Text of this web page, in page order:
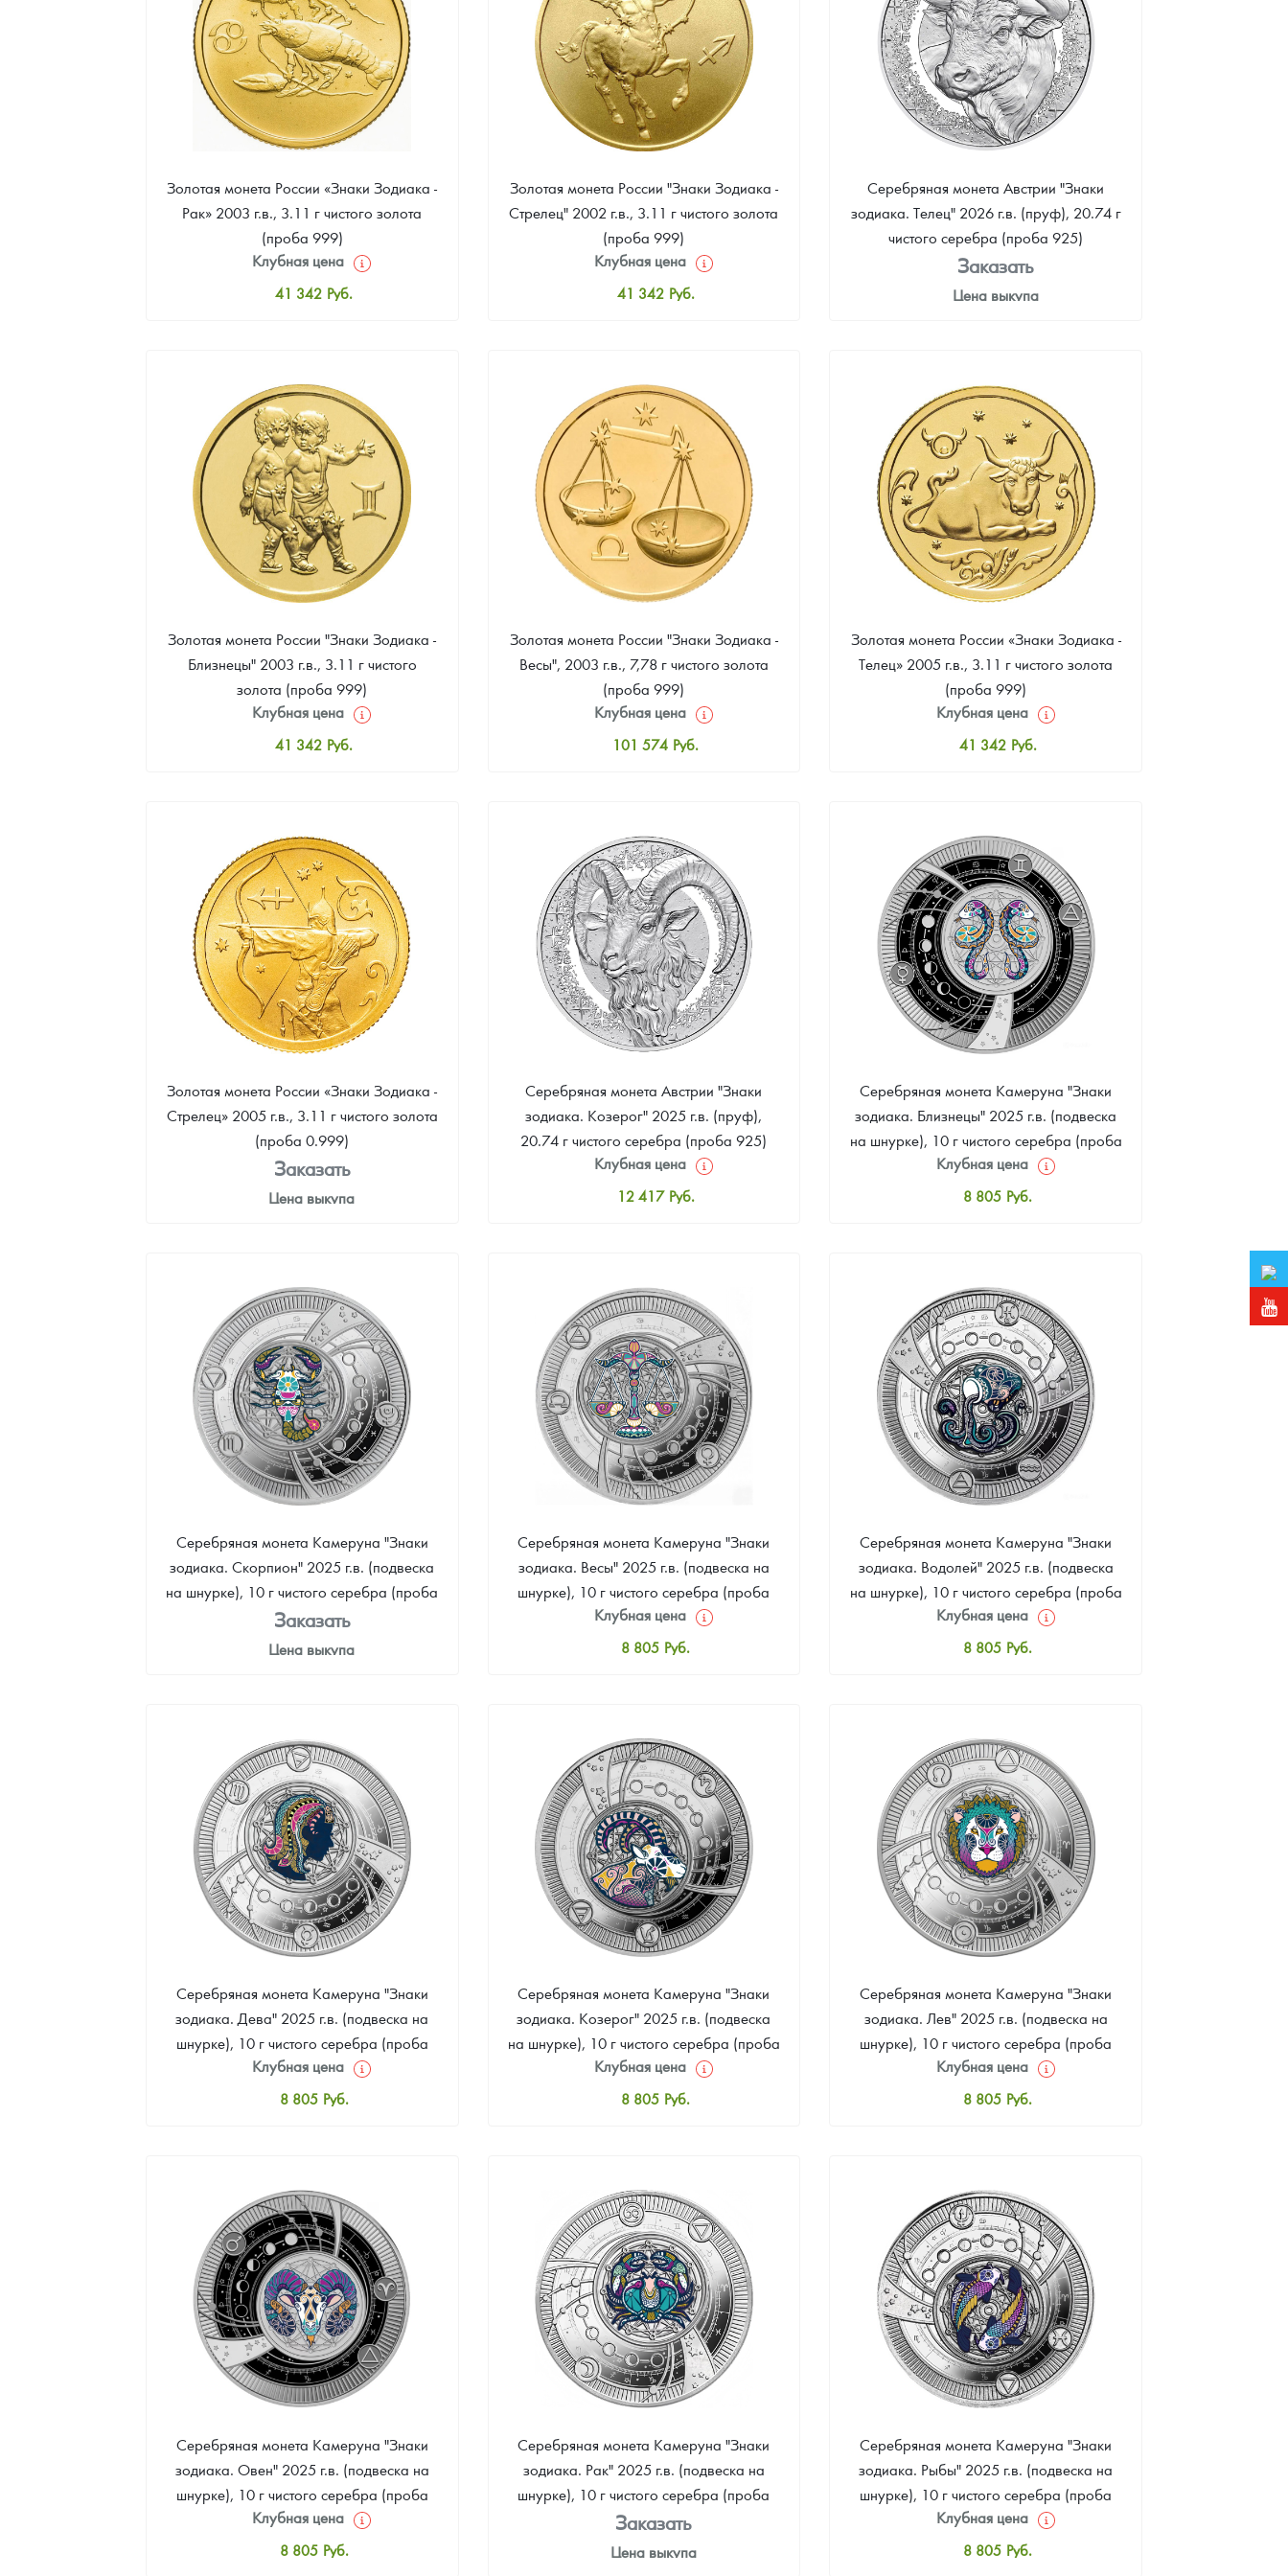
Наборы подарочных и коллекционных монет
Монеты и жетоны из недрагоценных металлов
Книги по нумизматике
Золотая монета России «Знаки Зодиака -
Рак» 2003 г.в., 3.11 г чистого золота
(проба 999)
Клубная цена
41 342 Руб.
35 805 Руб.
Золотая монета России "Знаки Зодиака -
Стрелец" 2002 г.в., 3.11 г чистого золота
(проба 999)
Клубная цена
41 342 Руб.
35 805 Руб.
Серебряная монета Австрии "Знаки
зодиака. Телец" 2026 г.в. (пруф), 20.74 г
чистого серебра (проба 925)
Заказать
Цена выкупа
Золотая монета России "Знаки Зодиака -
Близнецы" 2003 г.в., 3.11 г чистого
золота (проба 999)
Клубная цена
41 342 Руб.
35 805 Руб.
Золотая монета России "Знаки Зодиака -
Весы", 2003 г.в., 7,78 г чистого золота
(проба 999)
Клубная цена
101 574 Руб.
89 570 Руб.
Золотая монета России «Знаки Зодиака -
Телец» 2005 г.в., 3.11 г чистого золота
(проба 999)
Клубная цена
41 342 Руб.
35 805 Руб.
Золотая монета России «Знаки Зодиака -
Стрелец» 2005 г.в., 3.11 г чистого золота
(проба 0.999)
Заказать
Цена выкупа
Серебряная монета Австрии "Знаки
зодиака. Козерог" 2025 г.в. (пруф),
20.74 г чистого серебра (проба 925)
Клубная цена
12 417 Руб.
Звоните
Серебряная монета Камеруна "Знаки
зодиака. Близнецы" 2025 г.в. (подвеска
на шнурке), 10 г чистого серебра (проба
999)
Клубная цена
8 805 Руб.
Звоните
Серебряная монета Камеруна "Знаки
зодиака. Скорпион" 2025 г.в. (подвеска
на шнурке), 10 г чистого серебра (проба
999)
Заказать
Цена выкупа
Серебряная монета Камеруна "Знаки
зодиака. Весы" 2025 г.в. (подвеска на
шнурке), 10 г чистого серебра (проба
999)
Клубная цена
8 805 Руб.
Звоните
Серебряная монета Камеруна "Знаки
зодиака. Водолей" 2025 г.в. (подвеска
на шнурке), 10 г чистого серебра (проба
999)
Клубная цена
8 805 Руб.
Звоните
Серебряная монета Камеруна "Знаки
зодиака. Дева" 2025 г.в. (подвеска на
шнурке), 10 г чистого серебра (проба
999)
Клубная цена
8 805 Руб.
Звоните
Серебряная монета Камеруна "Знаки
зодиака. Козерог" 2025 г.в. (подвеска
на шнурке), 10 г чистого серебра (проба
999)
Клубная цена
8 805 Руб.
Звоните
Серебряная монета Камеруна "Знаки
зодиака. Лев" 2025 г.в. (подвеска на
шнурке), 10 г чистого серебра (проба
999)
Клубная цена
8 805 Руб.
Звоните
Серебряная монета Камеруна "Знаки
зодиака. Овен" 2025 г.в. (подвеска на
шнурке), 10 г чистого серебра (проба
999)
Клубная цена
8 805 Руб.
Серебряная монета Камеруна "Знаки
зодиака. Рак" 2025 г.в. (подвеска на
шнурке), 10 г чистого серебра (проба
999)
Заказать
Цена выкупа
Серебряная монета Камеруна "Знаки
зодиака. Рыбы" 2025 г.в. (подвеска на
шнурке), 10 г чистого серебра (проба
999)
Клубная цена
8 805 Руб.